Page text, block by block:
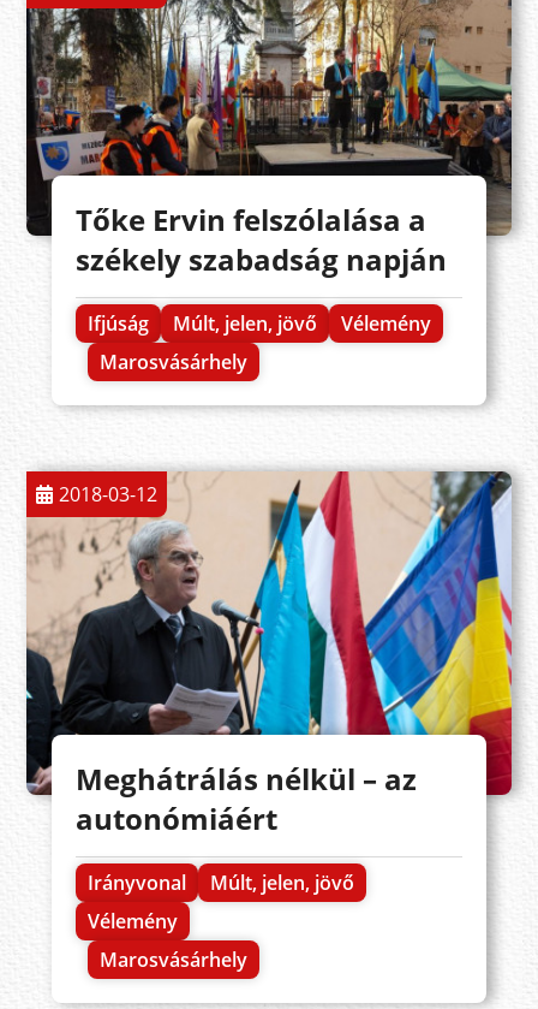
Tőke Ervin felszólalása a
székely szabadság napján
Ifjúság Múlt, jelen, jövő
Vélemény
Marosvásárhely
2018-03-12
Meghátrálás nélkül – az
autonómiáért
Irányvonal
Múlt, jelen, jövő
Vélemény
Marosvásárhely